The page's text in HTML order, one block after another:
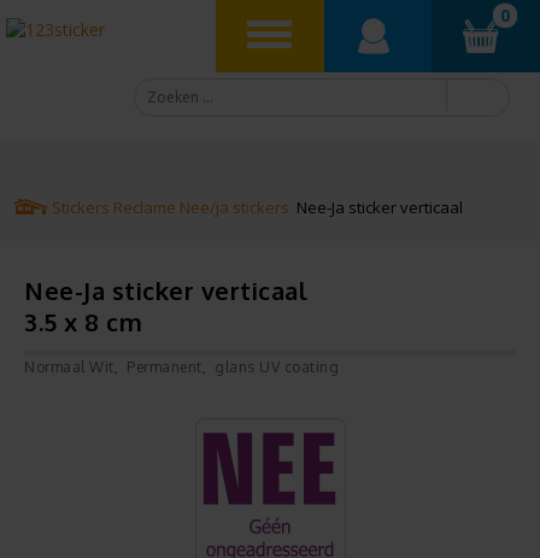
0
Stickers Reclame Nee/ja stickers Nee-Ja sticker verticaal
Nee-Ja sticker verticaal
3.5 x 8 cm
Normaal Wit Permanent glans UV coating